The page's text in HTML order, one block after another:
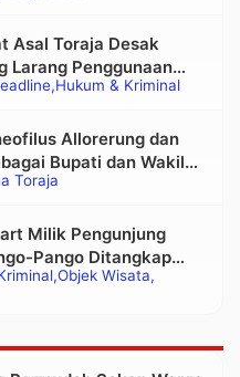
Hukum & Kriminal
Asal Toraja Desak
Larang Penggunaan
Rumah Adat
Toraja
Allorerung dan
Bupati dan Wakil
Terpilih
Objek Wisata
Milik Pengunjung
Pango Ditangkap